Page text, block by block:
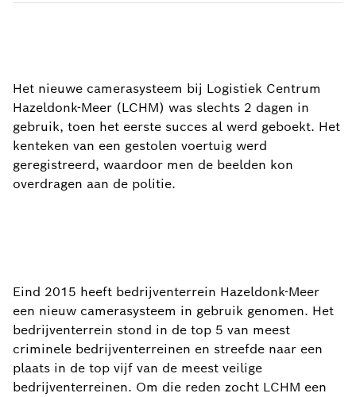
Het nieuwe camerasysteem bij Logistiek Centrum
Hazeldonk-Meer (LCHM) was slechts 2 dagen in
gebruik, toen het eerste succes al werd geboekt. Het
kenteken van een gestolen voertuig werd
geregistreerd, waardoor men de beelden kon
overdragen aan de politie.
Eind 2015 heeft bedrijventerrein Hazeldonk-Meer
een nieuw camerasysteem in gebruik genomen. Het
bedrijventerrein stond in de top 5 van meest
criminele bedrijventerreinen en streefde naar een
plaats in de top vijf van de meest veilige
bedrijventerreinen. Om die reden zocht LCHM een